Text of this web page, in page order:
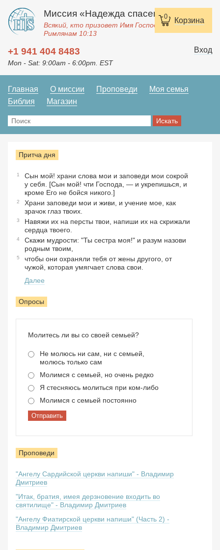
0 Корзина
Миссия «Надежда спасения»
Всякий, кто призовет Имя Господне, спасется.
Римлянам 10:13
+1 941 404 8483
Mon - Sat: 9:00am - 6:00pm. EST
Вход
Главная О миссии Проповеди
Моя семья
Библия
Магазин
Притча дня
1
Сын мой! храни слова мои и заповеди мои сокрой
у себя. [Сын мой! чти Господа, — и укрепишься, и
кроме Его не бойся никого.]
2
Храни заповеди мои и живи, и учение мое, как
зрачок глаз твоих.
3
Навяжи их на персты твои, напиши их на скрижали
сердца твоего.
4
Скажи мудрости: "Ты сестра моя!" и разум назови
родным твоим,
5
чтобы они охраняли тебя от жены другого, от
чужой, которая умягчает слова свои.
Далее
Опросы
Молитесь ли вы со своей семьей?
Не молюсь ни сам, ни с семьей,
молюсь только сам
Молимся с семьей, но очень редко
Я стесняюсь молиться при ком-либо
Молимся с семьей постоянно
Отправить
Проповеди
"Ангелу Сардийской церкви напиши" - Владимир
Дмитриев
"Итак, братия, имея дерзновение входить во
святилище" - Владимир Дмитриев
"Ангелу Фиатирской церкви напиши" (Часть 2) -
Владимир Дмитриев